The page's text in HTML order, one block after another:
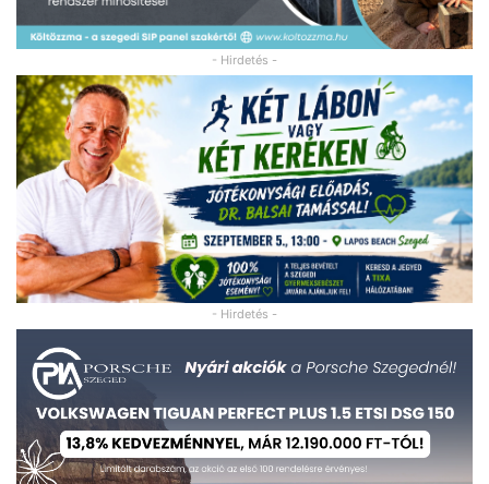
- Hirdetés -
- Hirdetés -